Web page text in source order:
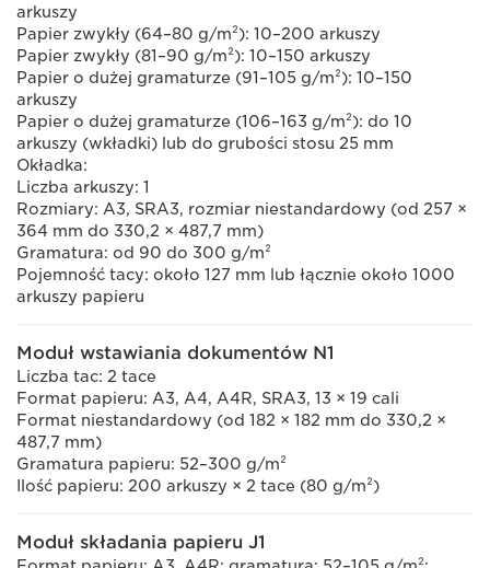
arkuszy
Papier zwykły (64–80 g/m²): 10–200 arkuszy
Papier zwykły (81–90 g/m²): 10–150 arkuszy
Papier o dużej gramaturze (91–105 g/m²): 10–150
arkuszy
Papier o dużej gramaturze (106–163 g/m²): do 10
arkuszy (wkładki) lub do grubości stosu 25 mm
Okładka:
Liczba arkuszy: 1
Rozmiary: A3, SRA3, rozmiar niestandardowy (od 257 ×
364 mm do 330,2 × 487,7 mm)
Gramatura: od 90 do 300 g/m²
Pojemność tacy: około 127 mm lub łącznie około 1000
arkuszy papieru
Moduł wstawiania dokumentów N1
Liczba tac: 2 tace
Format papieru: A3, A4, A4R, SRA3, 13 × 19 cali
Format niestandardowy (od 182 × 182 mm do 330,2 ×
487,7 mm)
Gramatura papieru: 52–300 g/m²
Ilość papieru: 200 arkuszy × 2 tace (80 g/m²)
Moduł składania papieru J1